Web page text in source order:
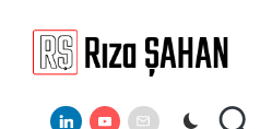
BilgiLinkedinYoutube
E-